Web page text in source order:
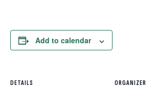
Add to calendar
DETAILS ORGANIZER